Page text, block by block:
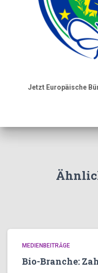
Jetzt Europäische
MEDIENBEITRÄGE
Bio-Branche: